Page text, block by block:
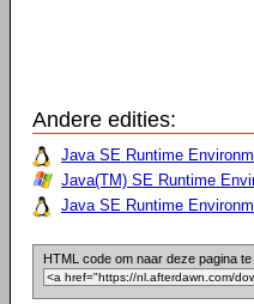
Andere edities:
Java SE Runtime
Java(TM) SE Runtime
Java SE Runtime
HTML code om naar deze pagina te